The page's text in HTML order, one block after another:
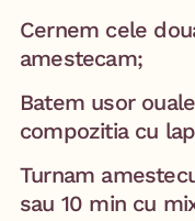
Cernem cele
amestecam; ⁣
Batem usor
compozitia cu
Turnam
sau 10 min cu